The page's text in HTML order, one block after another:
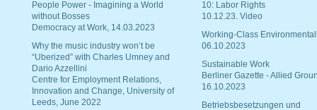
People Power - Imagining a World
without Bosses
Democracy at Work, 14.03.2023
Why the music industry won’t be
“Uberized” with Charles Umney and
Dario Azzellini
Centre for Employment Relations,
Innovation and Change, University of
Leeds, June 2022
10: Labor Rights
10.12.23. Video
Working-Class
06.10.2023
Sustainable Work
Berliner Gazette - Allied
16.10.2023
Betriebsbesetzungen und